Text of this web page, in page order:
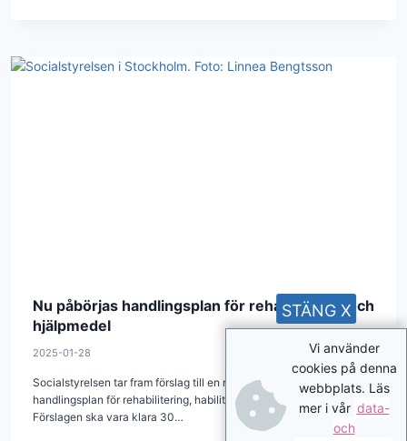
Nu påbörjas handlingsplan för rehabilitering och
hjälpmedel
2025-01-28
Socialstyrelsen tar fram förslag till en nationell strategi och
handlingsplan för rehabilitering, habilitering och hjälpmedel.
Förslagen ska vara klara 30…
Vi använder
cookies på denna
webbplats. Läs
mer i vår data-
och
STÄNG X